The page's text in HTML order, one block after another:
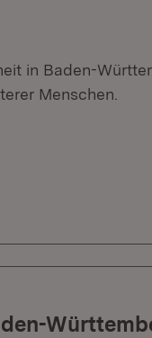
in Baden-
Menschen.